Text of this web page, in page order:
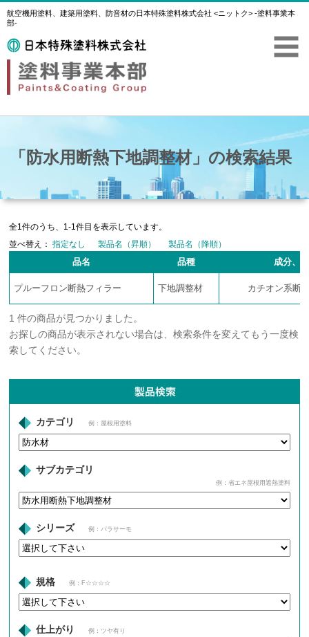
航空機用塗料、建築用塗料、防音材の日本特殊塗料株式会社 <ニットク> -塗料事業本
部-
「防水用断熱下地調整材」の検索結果
全1件のうち、1-1件目を表示しています。
並べ替え：
指定なし 製品名（昇順） 製品名（降順）
品名 品種 成分、
プルーフロン断熱フィラー 下地調整材 カチオン系断
1 件の商品が見つかりました。
お探しの商品が表示されない場合は、検索条件を変えてもう一度検
索してください。
カテゴリ 例：屋根用塗料
サブカテゴリ
例：省エネ屋根用遮熱塗料
シリーズ 例：パラサーモ
規格 例：F☆☆☆☆
仕上がり 例：ツヤ有り